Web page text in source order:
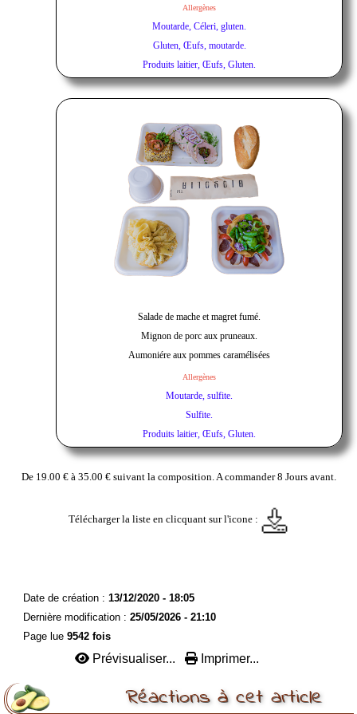
Allergènes
Moutarde, Céleri, gluten.
Gluten, Œufs, moutarde.
Produits laitier, Œufs, Gluten.
Salade de mache et magret fumé.
Mignon de porc aux pruneaux.
Aumoniére aux pommes caramélisées
Allergènes
Moutarde, sulfite.
Sulfite.
Produits laitier, Œufs, Gluten.
De 19.00 € à 35.00 € suivant la composition. A commander 8 Jours avant.
Télécharger la liste en clicquant sur l'icone :
Date de création : 13/12/2020 - 18:05
Dernière modification : 25/05/2026 - 21:10
Page lue 9542 fois
Prévisualiser... Imprimer...
Réactions à cet article